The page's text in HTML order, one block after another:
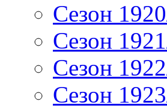
Сезон
Сезон
Сезон
Сезон